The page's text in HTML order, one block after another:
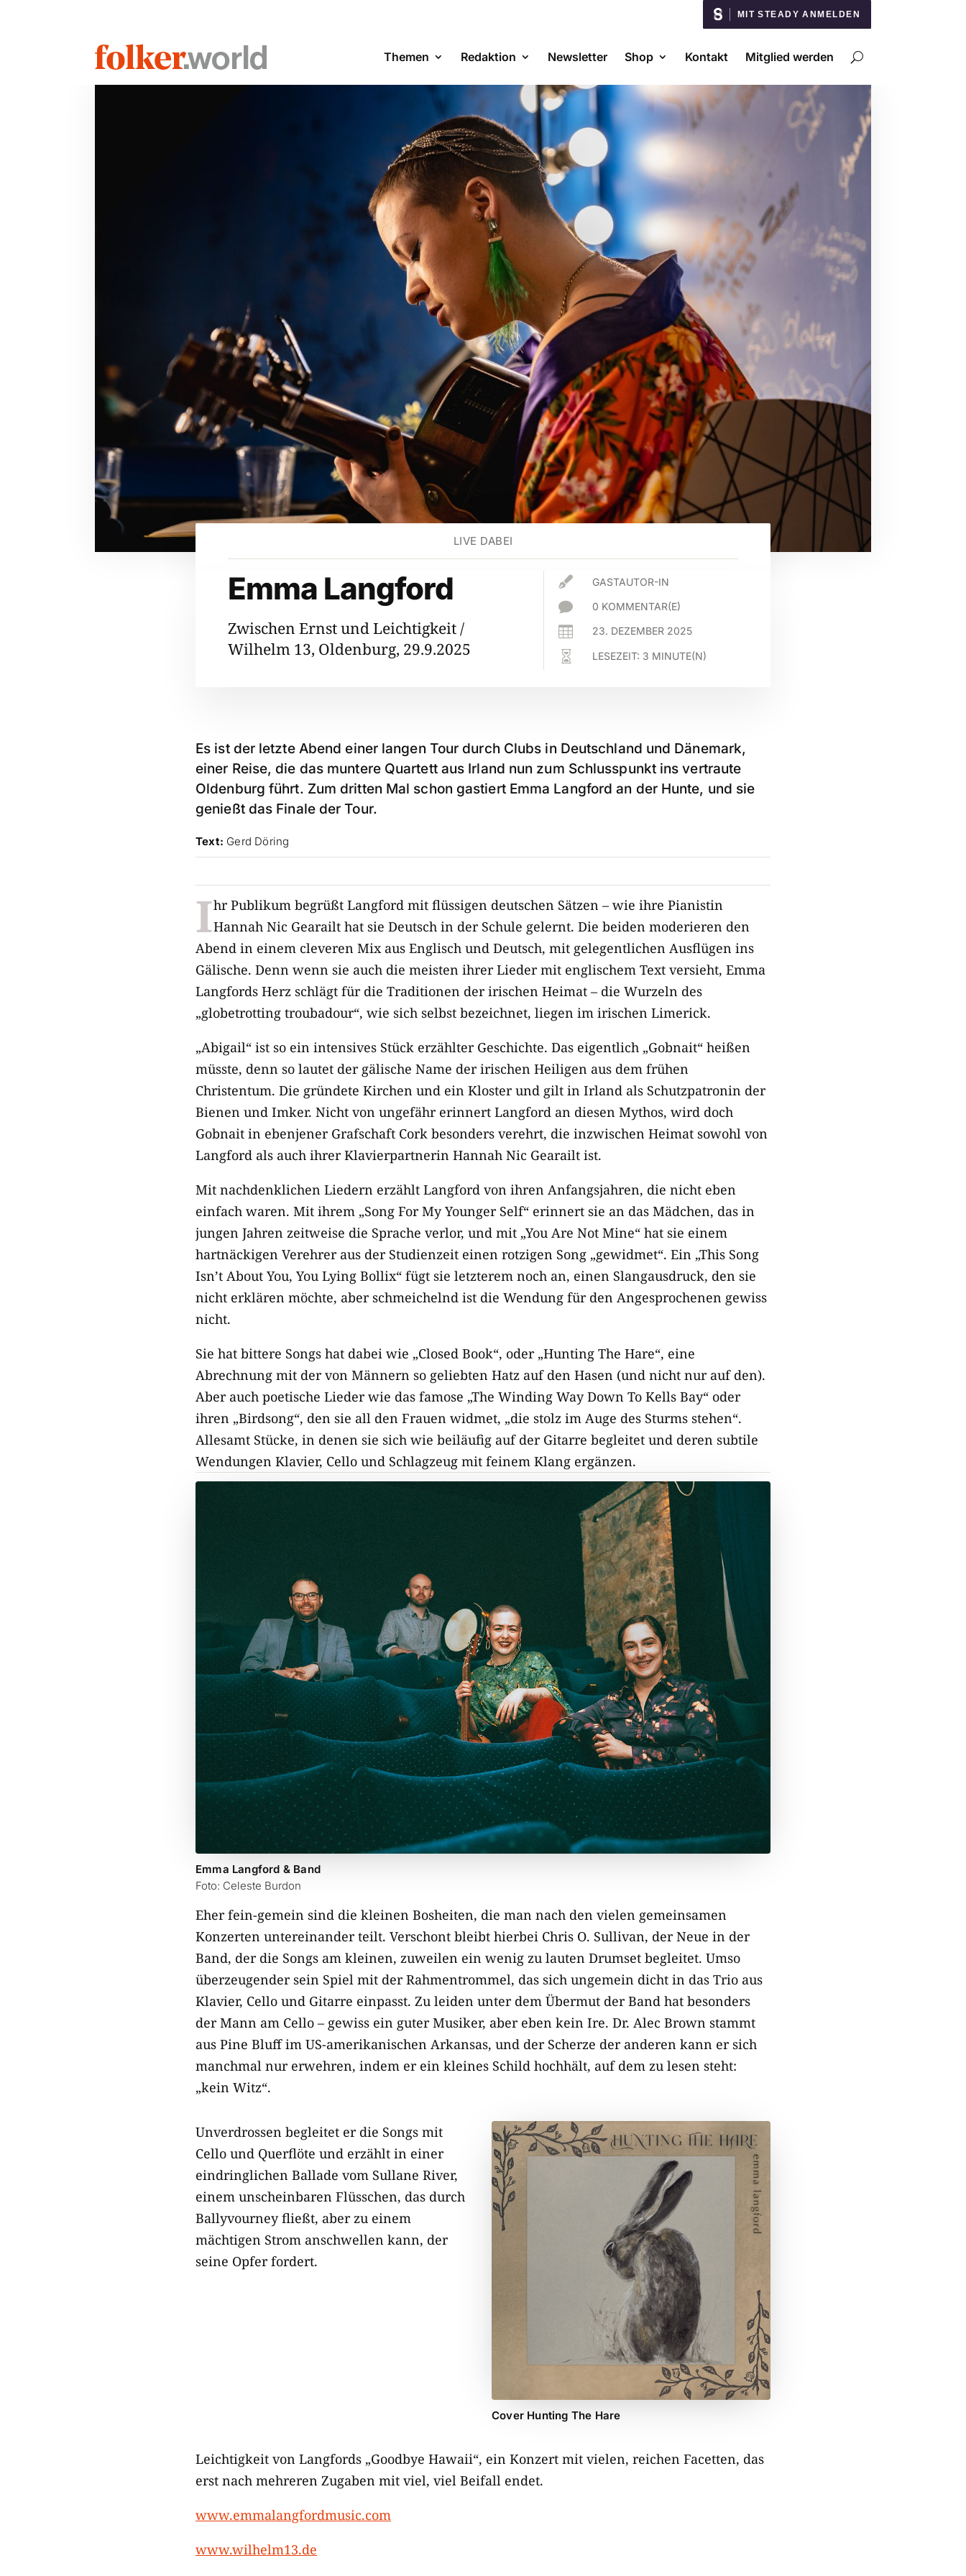
MIT STEADY ANMELDEN
Themen Redaktion Newsletter Shop Kontakt Mitglied werden
LIVE DABEI
Emma Langford
Zwischen Ernst und Leichtigkeit /
Wilhelm 13, Oldenburg, 29.9.2025
 GASTAUTOR-IN
 0 KOMMENTAR(E)
 23. DEZEMBER 2025
 LESEZEIT: 3 MINUTE(N)
Es ist der letzte Abend einer langen Tour durch Clubs in Deutschland und Dänemark,
einer Reise, die das muntere Quartett aus Irland nun zum Schlusspunkt ins vertraute
Oldenburg führt. Zum dritten Mal schon gastiert Emma Langford an der Hunte, und sie
genießt das Finale der Tour.
Text: Gerd Döring
Ihr Publikum begrüßt Langford mit flüssigen deutschen Sätzen – wie ihre Pianistin
Hannah Nic Gearailt hat sie Deutsch in der Schule gelernt. Die beiden moderieren den
Abend in einem cleveren Mix aus Englisch und Deutsch, mit gelegentlichen Ausflügen ins
Gälische. Denn wenn sie auch die meisten ihrer Lieder mit englischem Text versieht, Emma
Langfords Herz schlägt für die Traditionen der irischen Heimat – die Wurzeln des
„globetrotting troubadour“, wie sich selbst bezeichnet, liegen im irischen Limerick.
„Abigail“ ist so ein intensives Stück erzählter Geschichte. Das eigentlich „Gobnait“ heißen
müsste, denn so lautet der gälische Name der irischen Heiligen aus dem frühen
Christentum. Die gründete Kirchen und ein Kloster und gilt in Irland als Schutzpatronin der
Bienen und Imker. Nicht von ungefähr erinnert Langford an diesen Mythos, wird doch
Gobnait in ebenjener Grafschaft Cork besonders verehrt, die inzwischen Heimat sowohl von
Langford als auch ihrer Klavierpartnerin Hannah Nic Gearailt ist.
Mit nachdenklichen Liedern erzählt Langford von ihren Anfangsjahren, die nicht eben
einfach waren. Mit ihrem „Song For My Younger Self“ erinnert sie an das Mädchen, das in
jungen Jahren zeitweise die Sprache verlor, und mit „You Are Not Mine“ hat sie einem
hartnäckigen Verehrer aus der Studienzeit einen rotzigen Song „gewidmet“. Ein „This Song
Isn’t About You, You Lying Bollix“ fügt sie letzterem noch an, einen Slangausdruck, den sie
nicht erklären möchte, aber schmeichelnd ist die Wendung für den Angesprochenen gewiss
nicht.
Sie hat bittere Songs hat dabei wie „Closed Book“, oder „Hunting The Hare“, eine
Abrechnung mit der von Männern so geliebten Hatz auf den Hasen (und nicht nur auf den).
Aber auch poetische Lieder wie das famose „The Winding Way Down To Kells Bay“ oder
ihren „Birdsong“, den sie all den Frauen widmet, „die stolz im Auge des Sturms stehen“.
Allesamt Stücke, in denen sie sich wie beiläufig auf der Gitarre begleitet und deren subtile
Wendungen Klavier, Cello und Schlagzeug mit feinem Klang ergänzen.
Emma Langford & Band
Foto: Celeste Burdon
Eher fein-gemein sind die kleinen Bosheiten, die man nach den vielen gemeinsamen
Konzerten untereinander teilt. Verschont bleibt hierbei Chris O. Sullivan, der Neue in der
Band, der die Songs am kleinen, zuweilen ein wenig zu lauten Drumset begleitet. Umso
überzeugender sein Spiel mit der Rahmentrommel, das sich ungemein dicht in das Trio aus
Klavier, Cello und Gitarre einpasst. Zu leiden unter dem Übermut der Band hat besonders
der Mann am Cello – gewiss ein guter Musiker, aber eben kein Ire. Dr. Alec Brown stammt
aus Pine Bluff im US-amerikanischen Arkansas, und der Scherze der anderen kann er sich
manchmal nur erwehren, indem er ein kleines Schild hochhält, auf dem zu lesen steht:
„kein Witz“.
Unverdrossen begleitet er die Songs mit
Cello und Querflöte und erzählt in einer
eindringlichen Ballade vom Sullane River,
einem unscheinbaren Flüsschen, das durch
Ballyvourney fließt, aber zu einem
mächtigen Strom anschwellen kann, der
seine Opfer fordert.
Cover Hunting The Hare
Leichtigkeit von Langfords „Goodbye Hawaii“, ein Konzert mit vielen, reichen Facetten, das
erst nach mehreren Zugaben mit viel, viel Beifall endet.
www.emmalangfordmusic.com
www.wilhelm13.de